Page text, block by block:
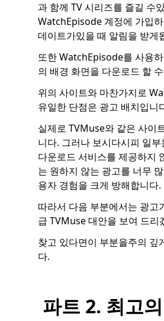
과 함께 TV 시리즈를 즐길 수
WatchEpisode 계정에 가입
데이트가있을 때 알림을 받게
또한 WatchEpisode를 사용
의 배경 화면을 다운로드 할
위의 사이트와 마찬가지로
유일한 단점은 광고 배치입니
실제로 TVMuse와 같은 사이
니다. 그러나 보시다시피 일
다운로드 서비스를 제공하지
는 원하지 않는 광고를 너무
용자 경험을 크게 방해합니다.
따라서 다음 부분에서는 광고
급 TVMuse 대안을 보여 드리
찾고 있다면이 부분을주의 깊
다.
파트 2. 최고의